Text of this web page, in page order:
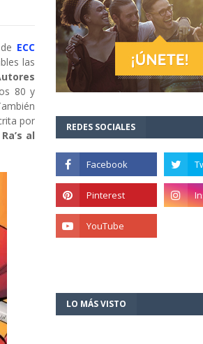
ECC
las
80 y
por
Ra’s al
REDES SOCIALES
LO MÁS VISTO